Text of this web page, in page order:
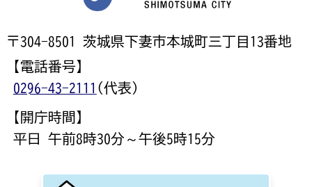
〒304-8501 茨城県下妻市本城町三丁目13番地
【電話番号】
0296-43-2111 (代表)
【開庁時間】
平日 午前8時30分～午後5時15分